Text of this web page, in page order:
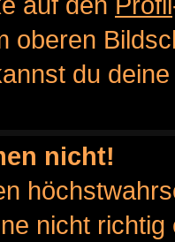
oberen
du
nicht!
nicht